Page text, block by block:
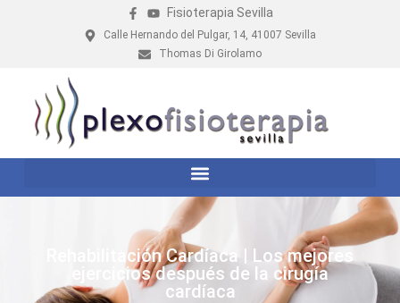
Fisioterapia Sevilla
Calle Hernando del Pulgar, 14, 41007 Sevilla
Thomas Di Girolamo
Rehabilitación Cardíaca | Los mejores
ejercicios después de la cirugía
cardíaca